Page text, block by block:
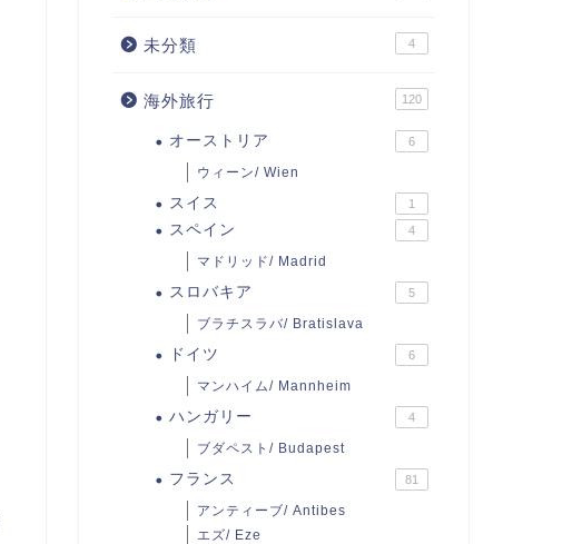
未分類 4
海外旅行 120
オーストリア 6
ウィーン/ Wien
スイス 1
スペイン 4
マドリッド/ Madrid
スロバキア 5
ブラチスラバ/ Bratislava
ドイツ 6
マンハイム/ Mannheim
ハンガリー 4
ブダペスト/ Budapest
フランス 81
アンティーブ/ Antibes
エズ/ Eze